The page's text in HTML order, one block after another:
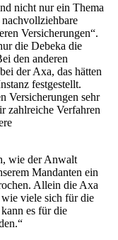
nicht nur ein Thema
Versicherungen“.
die Debeka die
den anderen
der Axa, das hätten
festgestellt.
Versicherungen sehr
zahlreiche Verfahren
wie der Anwalt
Mandanten ein
Allein die Axa
viele sich für die
es für die